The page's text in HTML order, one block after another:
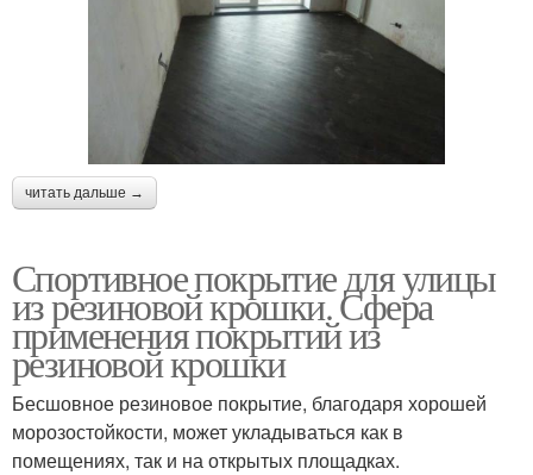
читать дальше →
Спортивное покрытие для улицы
из резиновой крошки. Сфера
применения покрытий из
резиновой крошки
Бесшовное резиновое покрытие, благодаря хорошей
морозостойкости, может укладываться как в
помещениях, так и на открытых площадках.